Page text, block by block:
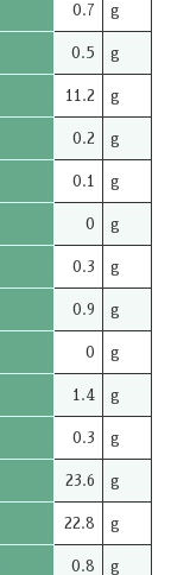
0.7 g
0.5 g
11.2 g
0.2 g
0.1 g
0 g
0.3 g
0.9 g
0 g
1.4 g
0.3 g
23.6 g
22.8 g
0.8 g